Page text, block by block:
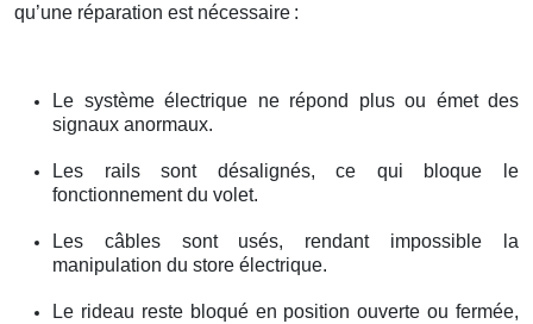
qu’une réparation est nécessaire :
Le système électrique ne répond plus ou émet des
signaux anormaux.
Les rails sont désalignés, ce qui bloque le
fonctionnement du volet.
Les câbles sont usés, rendant impossible la
manipulation du store électrique.
Le rideau reste bloqué en position ouverte ou fermée,